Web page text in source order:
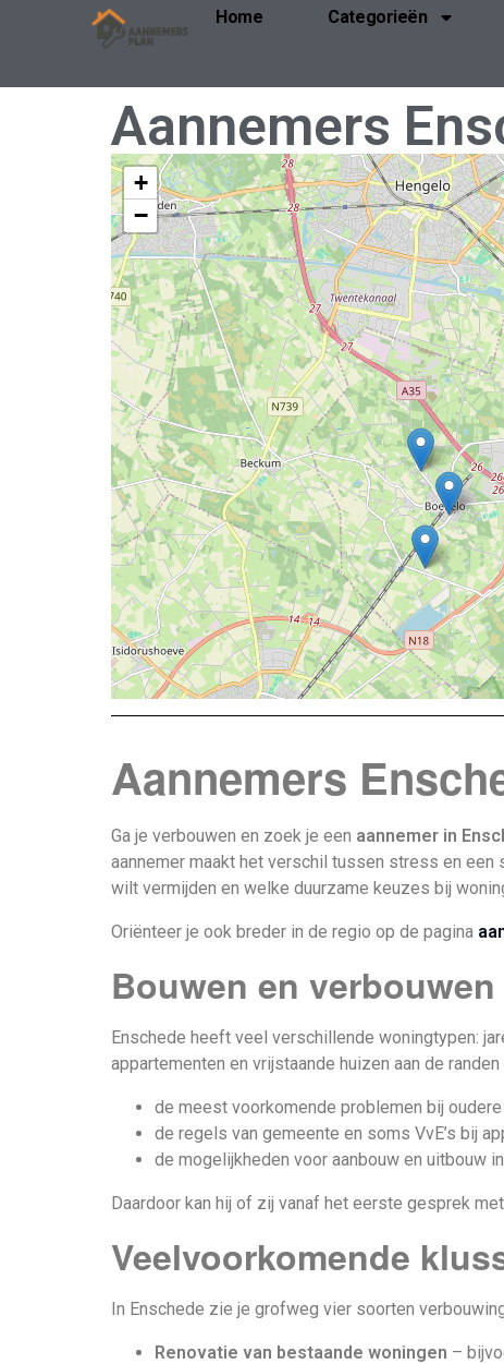
Home Categorieën
Aannemers
+
−
Aannemers
Ga je verbouwen en zoek je een aannemer in
aannemer maakt het verschil tussen stress en
wilt vermijden en welke duurzame keuzes bij
Oriënteer je ook breder in de regio op de pagina
Bouwen en
Enschede heeft veel verschillende woningtypen:
appartementen en vrijstaande huizen aan de
de meest voorkomende problemen bij
de regels van gemeente en soms VvE’s bij
de mogelijkheden voor aanbouw en uitbouw
Daardoor kan hij of zij vanaf het eerste gesprek
Veelvoorkomende
In Enschede zie je grofweg vier soorten
Renovatie van bestaande woningen –